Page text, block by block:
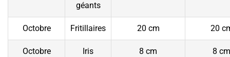
géants
Octobre Fritillaires 20 cm 20
Octobre
Iris
8 cm 8 cm